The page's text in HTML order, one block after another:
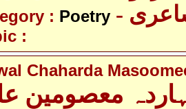
: Poetry
:
Chaharda
معصومین